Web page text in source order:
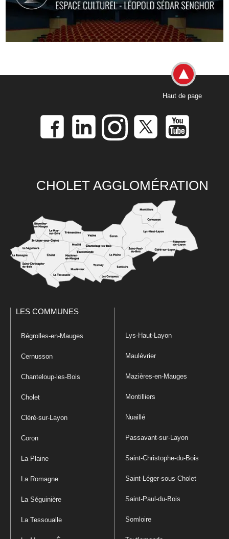
Haut de page
CHOLET AGGLOMÉRATION
LES COMMUNES
Bégrolles-en-Mauges
Cernusson
Chanteloup-les-Bois
Cholet
Cléré-sur-Layon
Coron
La Plaine
La Romagne
La Séguinière
La Tessoualle
Lys-Haut-Layon
Maulévrier
Mazières-en-Mauges
Montilliers
Nuaillé
Passavant-sur-Layon
Saint-Christophe-du-Bois
Saint-Léger-sous-Cholet
Saint-Paul-du-Bois
Somloire